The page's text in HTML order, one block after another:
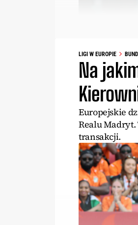
LIGI W EUROPIE
Na
Europejskie
Realu Madryt.
transakcji.